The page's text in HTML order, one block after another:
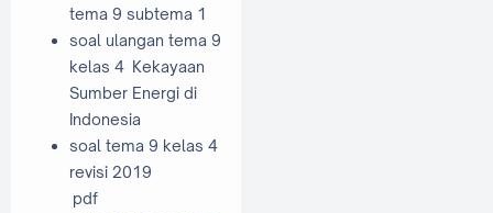
tema 9 subtema 1
soal ulangan tema 9
kelas 4 Kekayaan
Sumber Energi di
Indonesia
soal tema 9 kelas 4
revisi 2019
pdf